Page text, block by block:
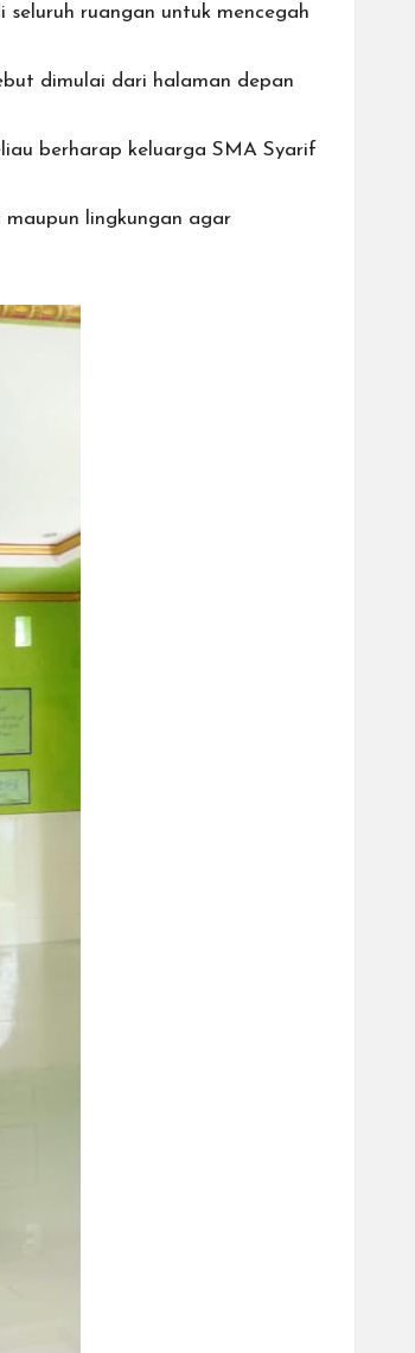
ruangan untuk mencegah
dimulai dari halaman depan
berharap keluarga SMA Syarif
lingkungan agar